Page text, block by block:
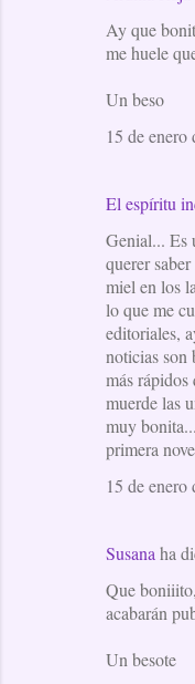
Ay que
me huele
Un beso
15 de enero
El espíritu
Genial... Es
querer
miel en los
lo que me
editoriales,
noticias son
más rápidos
muerde las
muy
primera
15 de enero
Susana ha
Que
acabarán
Un besote